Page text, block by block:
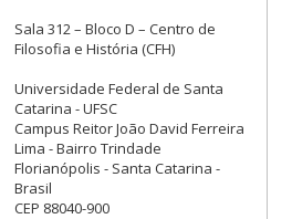
Sala 312 – Bloco D – Centro de
Filosofia e História (CFH)
Universidade Federal de Santa
Catarina - UFSC
Campus Reitor João David Ferreira
Lima - Bairro Trindade
Florianópolis - Santa Catarina -
Brasil
CEP 88040-900